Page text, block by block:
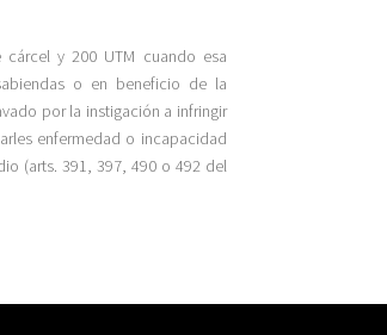
y 200 UTM cuando esa
o en beneficio de la
por la instigación a infringir
enfermedad o incapacidad
(arts. 391, 397, 490 o 492 del